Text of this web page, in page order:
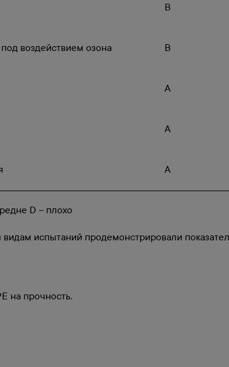
B
воздействием озона B
A
A
A
D – плохо
испытаний продемонстрировали
на прочность.